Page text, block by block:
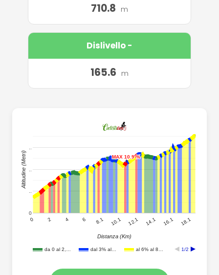
710.8 m
Dislivello -
165.6 m
da 0 al 2,… dal 3% al… al 6% al 8… 1/2
0 2 4 6 8.1 10.1 12.1 14.1 16.1 18.1
0
..
MAX 10.9 %
MAX 10.9 %
Distanza (Km)
Altitudine (Metri)